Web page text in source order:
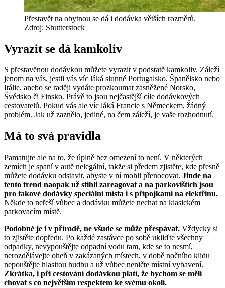
Přestavět na obytnou se dá i dodávka větších rozměrů.
Zdroj: Shutterstock
Vyrazit se dá kamkoliv
S přestavěnou dodávkou můžete vyrazit v podstatě kamkoliv. Záleží
jenom na vás, jestli vás víc láká slunné Portugalsko, Španělsko nebo
Itálie, anebo se raději vydáte prozkoumat zasněžené Norsko,
Švédsko či Finsko. Právě to jsou nejčastější cíle dodávkových
cestovatelů. Pokud vás ale víc láká Francie s Německem, žádný
problém. Jak už zaznělo, jediné, na čem záleží, je vaše rozhodnutí.
Má to svá pravidla
Pamatujte ale na to, že úplně bez omezení to není. V některých
zemích je spaní v autě nelegální, takže si předem zjistěte, kde přesně
můžete dodávku odstavit, abyste v ní mohli přenocovat. Jinde na
tento trend naopak už stihli zareagovat a na parkovištích jsou
pro takové dodávky speciální místa i s přípojkami na elektřinu.
Někde to neřeší vůbec a dodávku můžete nechat na klasickém
parkovacím místě.
Podobné je i v přírodě, ne všude se může přespávat. Vždycky si
to zjistěte dopředu. Po každé zastávce po sobě ukliďte všechny
odpadky, nevypouštějte odpadní vodu tam, kde se to nesmí,
nerozdělávejte oheň v zakázaných místech, v době nočního klidu
nepouštějte hlasitou hudbu a už vůbec neničte místní vybavení.
Zkrátka, i při cestování dodávkou platí, že bychom se měli
chovat s co největším respektem ke svému okolí.